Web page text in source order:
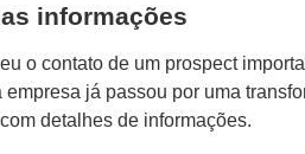
informações
o contato de um prospect
já passou por uma
detalhes de informações.